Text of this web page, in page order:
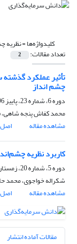
کلیدواژه‌ها =نظریه
تعداد مقالات: 2
تأثیر عملکرد
چشم انداز
دوره 6، شماره 23، پاییز 1396، صفحه
محمد کفاش پنجه شاهی،
مشاهده مقاله
اصل
کاربرد نظریه
دوره 5، شماره 20، زمستان 1395، صفحه
شکراله خواجوی، محمد
مشاهده مقاله
اصل
مقالات آماده انتشار